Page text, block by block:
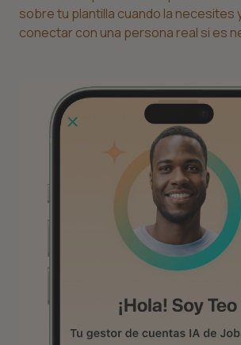
sobre tu plantilla cuando la necesites
conectar con una persona real si es